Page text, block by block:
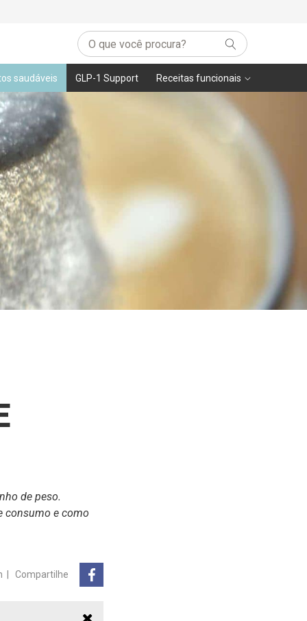
saudáveis GLP-1 Support Receitas funcionais
de peso.
consumo e como
Compartilhe